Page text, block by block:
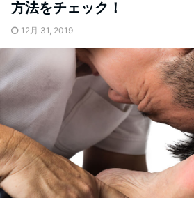
方法をチェック！
12月 31, 2019